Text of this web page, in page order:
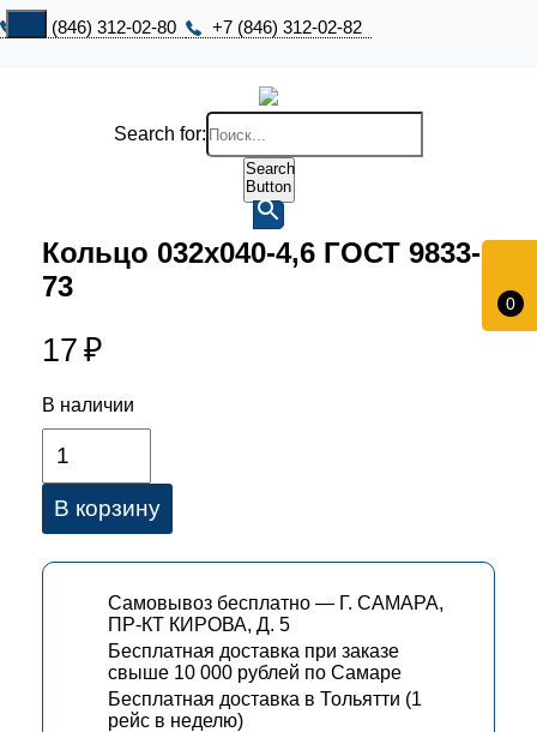
+7 (846) 312-02-80 +7 (846) 312-02-82
0
Search for:
Search
Button
Кольцо 032х040-4,6 ГОСТ 9833-
73
17 ₽
В наличии
В корзину
Самовывоз бесплатно — Г. САМАРА,
ПР-КТ КИРОВА, Д. 5
Бесплатная доставка при заказе
свыше 10 000 рублей по Самаре
Бесплатная доставка в Тольятти (1
рейс в неделю)